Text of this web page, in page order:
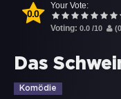
0.0
Your Vote:
Voting: 0.0 /10 (
Das
Komödie